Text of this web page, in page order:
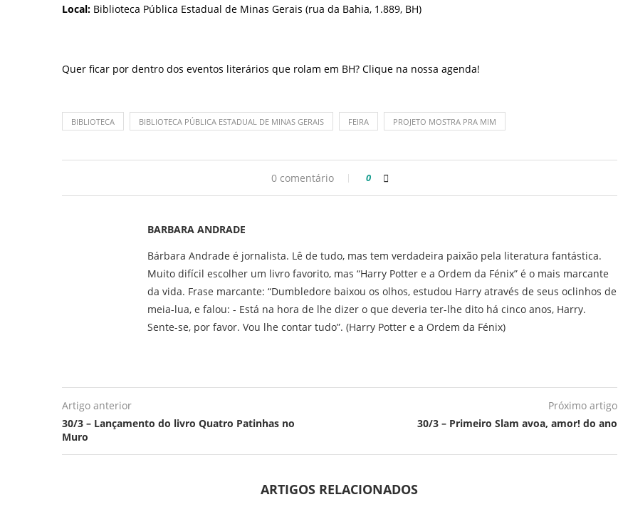
Local: Biblioteca Pública Estadual de Minas Gerais (rua da Bahia, 1.889, BH)
Quer ficar por dentro dos eventos literários que rolam em BH? Clique na nossa agenda!
BIBLIOTECA BIBLIOTECA PÚBLICA ESTADUAL DE MINAS GERAIS FEIRA PROJETO MOSTRA PRA MIM
0 comentário 0
BARBARA ANDRADE
Bárbara Andrade é jornalista. Lê de tudo, mas tem verdadeira paixão pela literatura fantástica.
Muito difícil escolher um livro favorito, mas “Harry Potter e a Ordem da Fénix” é o mais marcante
da vida. Frase marcante: “Dumbledore baixou os olhos, estudou Harry através de seus oclinhos de
meia-lua, e falou: - Está na hora de lhe dizer o que deveria ter-lhe dito há cinco anos, Harry.
Sente-se, por favor. Vou lhe contar tudo”. (Harry Potter e a Ordem da Fénix)
Artigo anterior
30/3 – Lançamento do livro Quatro Patinhas no
Muro
Próximo artigo
30/3 – Primeiro Slam avoa, amor! do ano
ARTIGOS RELACIONADOS